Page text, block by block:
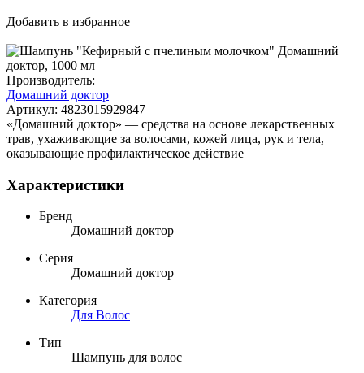
Добавить в избранное
Производитель:
Домашний доктор
Артикул: 4823015929847
«Домашний доктор» — средства на основе лекарственных
трав, ухаживающие за волосами, кожей лица, рук и тела,
оказывающие профилактическое действие
Характеристики
Бренд
Домашний доктор
Серия
Домашний доктор
Категория_
Для Волос
Тип
Шампунь для волос